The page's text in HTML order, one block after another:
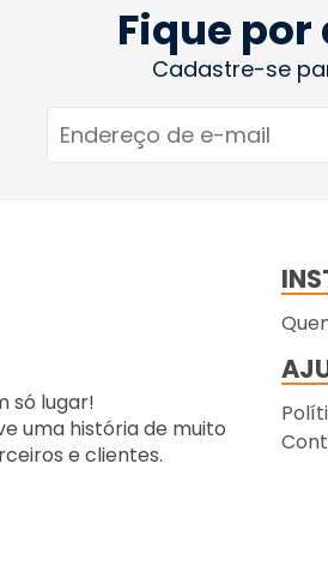
Fique
Cadastre-se
só lugar!
uma história de muito
e clientes.